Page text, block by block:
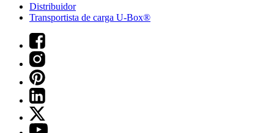
Distribuidor
Transportista de carga U-Box®